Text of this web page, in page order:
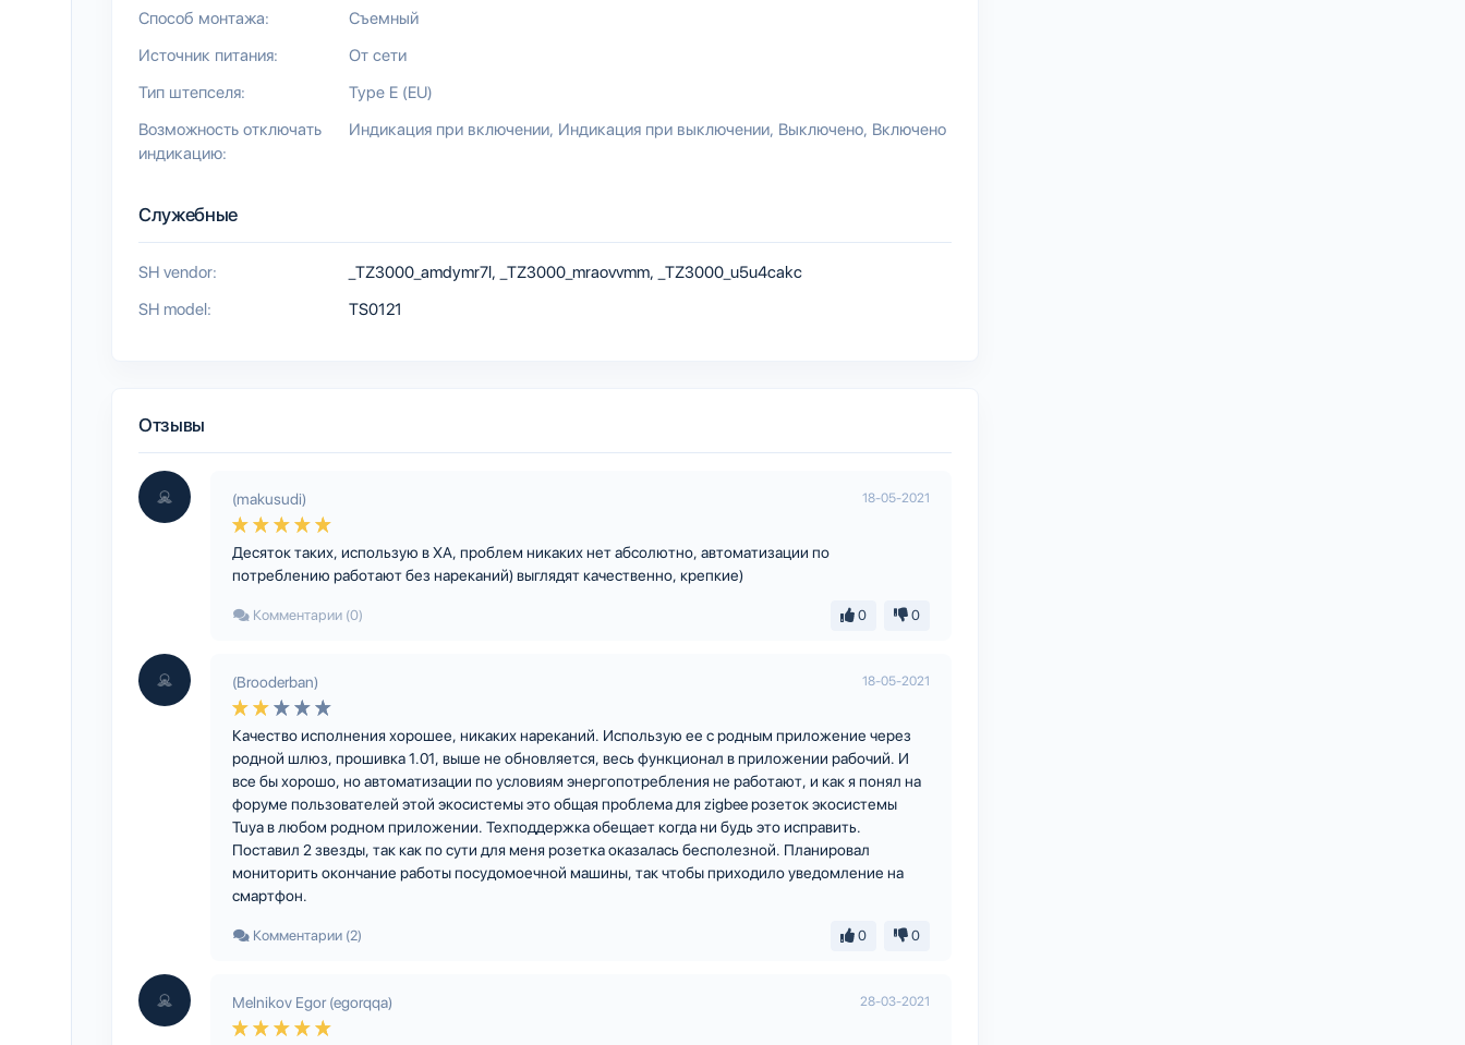
Способ монтажа:
Съемный
Источник питания:
От сети
Тип штепселя:
Type E (EU)
Возможность отключать
индикацию:
Индикация при включении Индикация при выключении Выключено Включено
Служебные
SH vendor:
_TZ3000_amdymr7l, _TZ3000_mraovvmm, _TZ3000_u5u4cakc
SH model:
TS0121
Отзывы
(makusudi) 18-05-2021
Десяток таких, использую в ХА, проблем никаких нет абсолютно, автоматизации по
потреблению работают без нареканий) выглядят качественно, крепкие)
Комментарии (0) 0 0
(Brooderban) 18-05-2021
Качество исполнения хорошее, никаких нареканий. Использую ее с родным приложение через
родной шлюз, прошивка 1.01, выше не обновляется, весь функционал в приложении рабочий. И
все бы хорошо, но автоматизации по условиям энергопотребления не работают, и как я понял на
форуме пользователей этой экосистемы это общая проблема для zigbee розеток экосистемы
Tuya в любом родном приложении. Техподдержка обещает когда ни будь это исправить.
Поставил 2 звезды, так как по сути для меня розетка оказалась бесполезной. Планировал
мониторить окончание работы посудомоечной машины, так чтобы приходило уведомление на
смартфон.
Комментарии (2) 0 0
Melnikov Egor (egorqqa) 28-03-2021